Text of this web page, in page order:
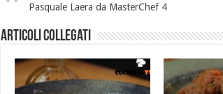
Pasquale Laera da MasterChef 4
Articoli collegati